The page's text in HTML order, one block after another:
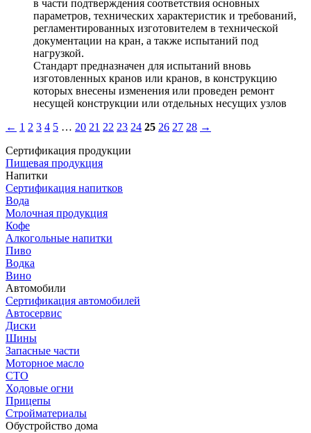
в части подтверждения соответствия основных
параметров, технических характеристик и требований,
регламентированных изготовителем в технической
документации на кран, а также испытаний под
нагрузкой.
Стандарт предназначен для испытаний вновь
изготовленных кранов или кранов, в конструкцию
которых внесены изменения или проведен ремонт
несущей конструкции или отдельных несущих узлов
← 1 2 3 4 5 … 20 21 22 23 24 25 26 27 28 →
Сертификация продукции
Пищевая продукция
Напитки
Сертификация напитков
Вода
Молочная продукция
Кофе
Алкогольные напитки
Пиво
Водка
Вино
Автомобили
Сертификация автомобилей
Автосервис
Диски
Шины
Запасные части
Моторное масло
СТО
Ходовые огни
Прицепы
Стройматериалы
Обустройство дома